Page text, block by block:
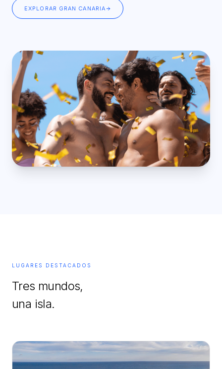
EXPLORAR GRAN CANARIA
LUGARES DESTACADOS
Tres mundos,
una isla.